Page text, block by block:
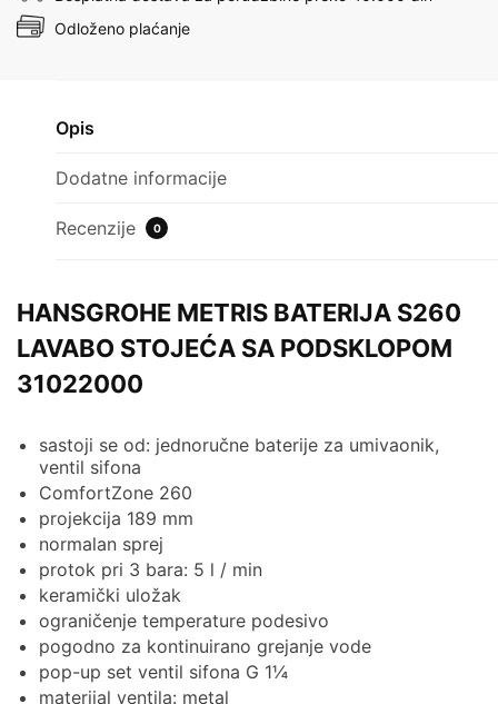
Odloženo plaćanje
Opis
Dodatne informacije
Recenzije 0
HANSGROHE METRIS BATERIJA S260
LAVABO STOJEĆA SA PODSKLOPOM
31022000
sastoji se od: jednoručne baterije za umivaonik,
ventil sifona
ComfortZone 260
projekcija 189 mm
normalan sprej
protok pri 3 bara: 5 l / min
keramički uložak
ograničenje temperature podesivo
pogodno za kontinuirano grejanje vode
pop-up set ventil sifona G 1¼
materijal ventila: metal